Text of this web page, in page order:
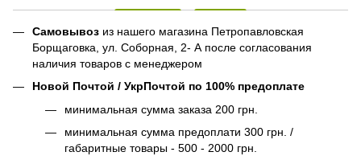
Самовывоз из нашего магазина Петропавловская
Борщаговка, ул. Соборная, 2- А после согласования
наличия товаров с менеджером
Новой Почтой / УкрПочтой по 100% предоплате
минимальная сумма заказа 200 грн.
минимальная сумма предоплати 300 грн. /
габаритные товары - 500 - 2000 грн.